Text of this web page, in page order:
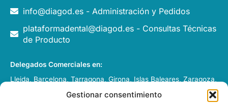
Gestionar consentimiento
info@diagod.es - Administración y Pedidos
plataformadental@diagod.es - Consultas Técnicas
de Producto
Delegados Comerciales en:
Lleida, Barcelona, Tarragona, Girona, Islas Baleares, Zaragoza,
Huesca, Pamplona y Andorra.